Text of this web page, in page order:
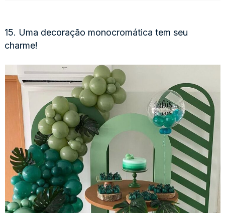
15. Uma decoração monocromática tem seu
charme!